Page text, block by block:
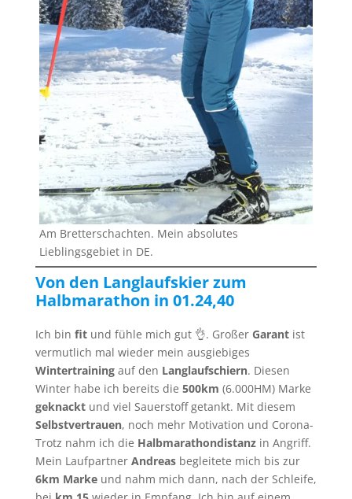
Am Bretterschachten. Mein absolutes
Lieblingsgebiet in DE.
Von den Langlaufskier zum
Halbmarathon in 01.24,40
Ich bin fitund fühle mich gut 👌. Großer Garant ist
vermutlich mal wieder mein ausgiebiges
Wintertrainingauf den Langlaufschiern. Diesen
Winter habe ich bereits die 500km (6.000HM) Marke
geknackt und viel Sauerstoff getankt. Mit diesem
Selbstvertrauen, noch mehr Motivation und Corona-
Trotz nahm ich die Halbmarathondistanz in Angriff.
Mein Laufpartner Andreas begleitete mich bis zur
6km Markeund nahm mich dann, nach der Schleife,